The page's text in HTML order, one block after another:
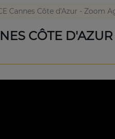
Cannes Côte d'Azur - Zoom
CÔTE